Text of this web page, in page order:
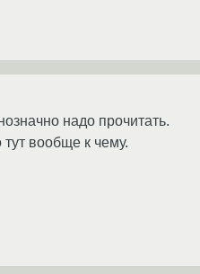
надо прочитать.
тут вообще к чему.